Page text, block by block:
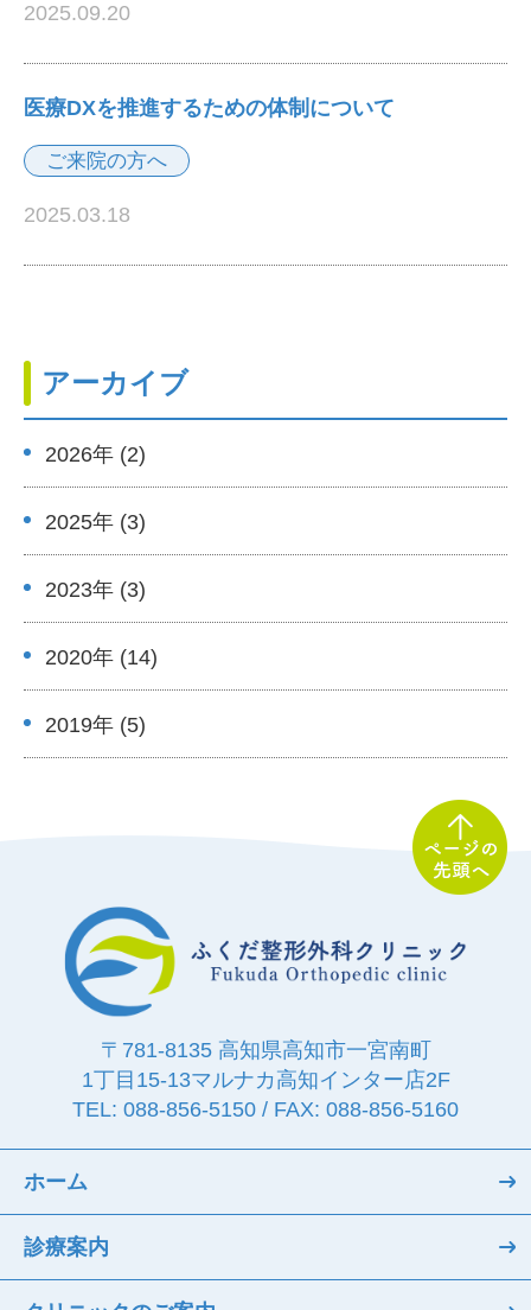
2025.09.20
医療DXを推進するための体制について
ご来院の方へ
2025.03.18
アーカイブ
2026年 (2)
2025年 (3)
2023年 (3)
2020年 (14)
2019年 (5)
〒781-8135 高知県高知市一宮南町
1丁目15-13マルナカ高知インター店2F
TEL: 088-856-5150 / FAX: 088-856-5160
ホーム
診療案内